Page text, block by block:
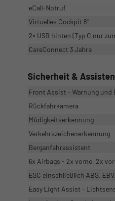
eCall-Notruf
Virtuelles Cockpit 8"
2× USB hinten (Typ C nur
CareConnect 3 Jahre
Sicherheit &
Front Assist – Warnung
Rückfahrkamera
Müdigkeitserkennung
Verkehrszeichenerkennung
Berganfahrassistent
6x Airbags - 2x vorne, 2x
ESC einschließlich ABS,
Easy Light Assist –